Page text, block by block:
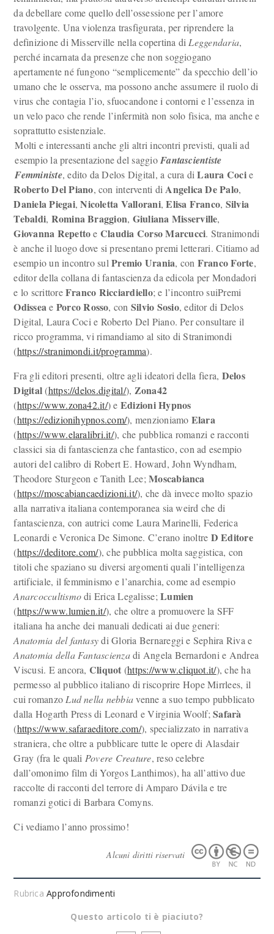
da debellare come quello dell’ossessione per l’amore
travolgente. Una violenza trasfigurata, per riprendere la
definizione di Misserville nella copertina di Leggendaria,
perché incarnata da presenze che non soggiogano
apertamente né fungono “semplicemente” da specchio dell’io
umano che le osserva, ma possono anche assumere il ruolo di
virus che contagia l’io, sfuocandone i contorni e l’essenza in
un velo paco che rende l’infermità non solo fisica, ma anche e
soprattutto esistenziale.
Molti e interessanti anche gli altri incontri previsti, quali ad
esempio la presentazione del saggioFantascientiste
Femministe, edito da Delos Digital, a cura diLaura Cocie
Roberto Del Piano, con interventi di Angelica De Palo,
Daniela Piegai,Nicoletta Vallorani,Elisa Franco, Silvia
Tebaldi, Romina Braggion, Giuliana Misserville,
Giovanna Repettoe Claudia Corso Marcucci. Stranimondi
è anche il luogo dove si presentano premi letterari. Citiamo ad
esempio un incontro sulPremio Urania, con Franco Forte,
editor della collana di fantascienza da edicola per Mondadori
e lo scrittoreFranco Ricciardiello; e l’incontro suiPremi
Odisseae Porco Rosso, con Silvio Sosio, editor di Delos
Digital, Laura Coci e Roberto Del Piano. Per consultare il
ricco programma, vi rimandiamo al sito di Stranimondi
(https://stranimondi.it/programma).
Fra gli editori presenti, oltre agli ideatori della fiera, Delos
Digital(https://delos.digital/), Zona42
(https://www.zona42.it/) e Edizioni Hypnos
(https://edizionihypnos.com/), menzioniamo Elara
(https://www.elaralibri.it/), che pubblica romanzi e racconti
classici sia di fantascienza che fantastico, con ad esempio
autori del calibro di Robert E. Howard, John Wyndham,
Theodore Sturgeon e Tanith Lee;Moscabianca
(https://moscabiancaedizioni.it/), che dà invece molto spazio
alla narrativa italiana contemporanea sia weird che di
fantascienza, con autrici come Laura Marinelli, Federica
Leonardi e Veronica De Simone. C’erano inoltre D Editore
(https://deditore.com/), che pubblica molta saggistica, con
titoli che spaziano su diversi argomenti quali l’intelligenza
artificiale, il femminismo e l’anarchia, come ad esempio
Anarcoccultismodi Erica Legalisse;Lumien
(https://www.lumien.it/), che oltre a promuovere la SFF
italiana ha anche dei manuali dedicati ai due generi:
Anatomia del fantasydi Gloria Bernareggi e Sephira Riva e
Anatomia della Fantascienzadi Angela Bernardoni e Andrea
Viscusi. E ancora, Cliquot (https://www.cliquot.it/), che ha
permesso al pubblico italiano di riscoprire Hope Mirrlees, il
cui romanzo Lud nella nebbiavenne a suo tempo pubblicato
dalla Hogarth Press di Leonard e Virginia Woolf;Safarà
(https://www.safaraeditore.com/), specializzato in narrativa
straniera, che oltre a pubblicare tutte le opere di Alasdair
Gray (fra le quali Povere Creature, reso celebre
dall’omonimo film di Yorgos Lanthimos), ha all’attivo due
raccolte di racconti del terrore di Amparo Dávila e tre
romanzi gotici di Barbara Comyns.
Ci vediamo l’anno prossimo!
Alcuni diritti riservati
RubricaApprofondimenti
Questo articolo ti è piaciuto?